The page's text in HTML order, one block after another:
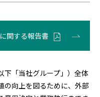
関する報告書 PDFが開きます
下「当社グループ」）全体
の向上を図るために、外部